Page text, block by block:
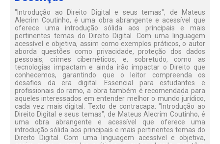
"Introdução ao Direito Digital e seus temas", de Mateus
Alecrim Coutinho, é uma obra abrangente e acessível que
oferece uma introdução sólida aos principais e mais
pertinentes temas do Direito Digital. Com uma linguagem
acessível e objetiva, assim como exemplos práticos, o autor
aborda questões como privacidade, proteção dos dados
pessoais, crimes cibernéticos, e, sobretudo, como as
tecnologias impactam e ainda irão impactar o Direito que
conhecemos, garantindo que o leitor compreenda os
desafios da era digital. Essencial para estudantes e
profissionais do ramo, a obra também é recomendada para
aqueles interessados em entender melhor o mundo jurídico,
cada vez mais digital. Texto de contracapa: "Introdução ao
Direito Digital e seus temas", de Mateus Alecrim Coutinho, é
uma obra abrangente e acessível que oferece uma
introdução sólida aos principais e mais pertinentes temas do
Direito Digital. Com uma linguagem acessível e objetiva,